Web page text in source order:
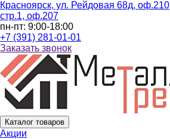
Красноярск, ул. Рейдовая 68д, оф.210
стр.1, оф.207
пн-пт: 9:00-18:00
+7 (391) 281-01-01
Заказать звонок
Каталог товаров
Акции